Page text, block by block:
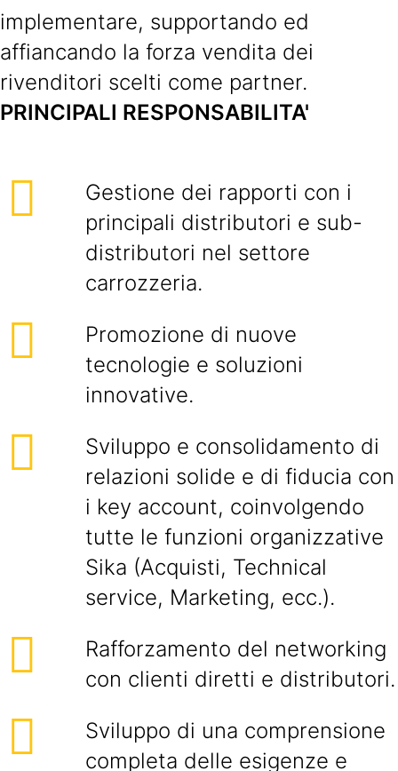
implementare, supportando ed
affiancando la forza vendita dei
rivenditori scelti come partner.
PRINCIPALI RESPONSABILITA'
Gestione dei rapporti con i
principali distributori e sub-
distributori nel settore
carrozzeria.
Promozione di nuove
tecnologie e soluzioni
innovative.
Sviluppo e consolidamento di
relazioni solide e di fiducia con
i key account, coinvolgendo
tutte le funzioni organizzative
Sika (Acquisti, Technical
service, Marketing, ecc.).
Rafforzamento del networking
con clienti diretti e distributori.
Sviluppo di una comprensione
completa delle esigenze e